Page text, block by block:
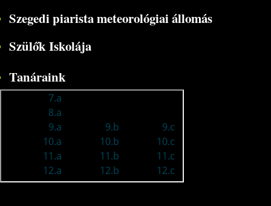
Szegedi piarista meteorológiai állomás
Szülők Iskolája
Tanáraink